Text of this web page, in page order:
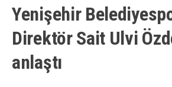
Yenişehir
Direktör Sait Ulvi
anlaştı